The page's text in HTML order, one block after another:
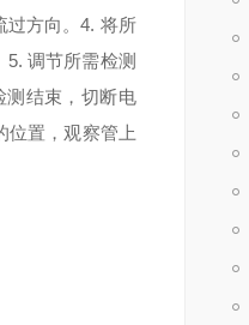
过方向。4. 将所
5. 调节所需检测
测结束，切断电
位置，观察管上